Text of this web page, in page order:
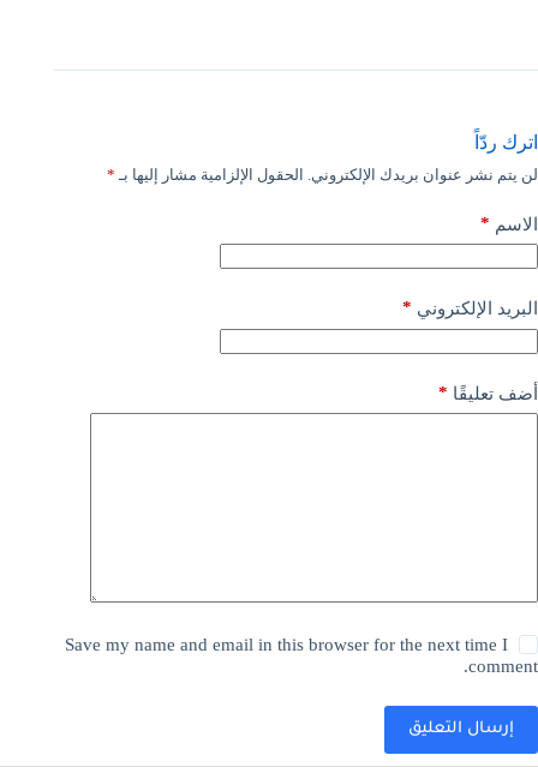
اترك ردّاً
لن يتم نشر عنوان بريدك الإلكتروني. الحقول الإلزامية مشار إليها بـ *
الاسم *
البريد الإلكتروني *
أضف تعليقًا *
Save my name and email in this browser for the next time I
comment.
إرسال التعليق